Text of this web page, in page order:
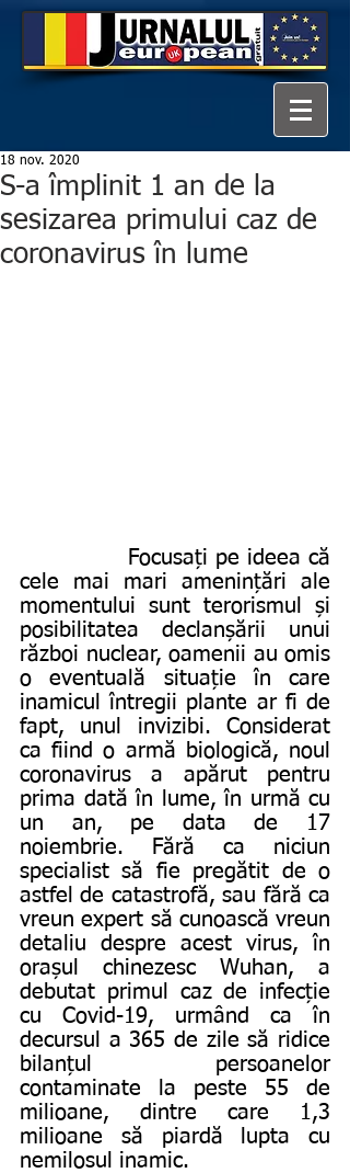
S-a împlinit 1 an de la
sesizarea primului caz de
coronavirus în lume
18 nov. 2020
cele mai mari amenințări ale
momentului sunt terorismul și
posibilitatea declanșării unui
război nuclear, oamenii au omis
o eventuală situație în care
inamicul întregii plante ar fi de
fapt, unul invizibi. Considerat
ca fiind o armă biologică, noul
coronavirus a apărut pentru
prima dată în lume, în urmă cu
un an, pe data de 17
noiembrie. Fără ca niciun
specialist să fie pregătit de o
astfel de catastrofă, sau fără ca
vreun expert să cunoască vreun
detaliu despre acest virus, în
orașul chinezesc Wuhan, a
debutat primul caz de infecție
cu Covid-19, urmând ca în
decursul a 365 de zile să ridice
bilanțul persoanelor
contaminate la peste 55 de
milioane, dintre care 1,3
milioane să piardă lupta cu
nemilosul inamic.